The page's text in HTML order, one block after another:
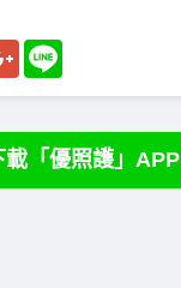
Google+
載「優照護」APP